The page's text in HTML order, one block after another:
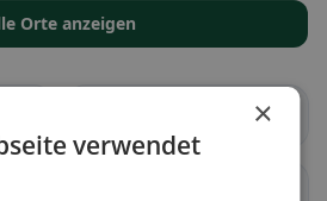
Orte anzeigen
×
verwendet